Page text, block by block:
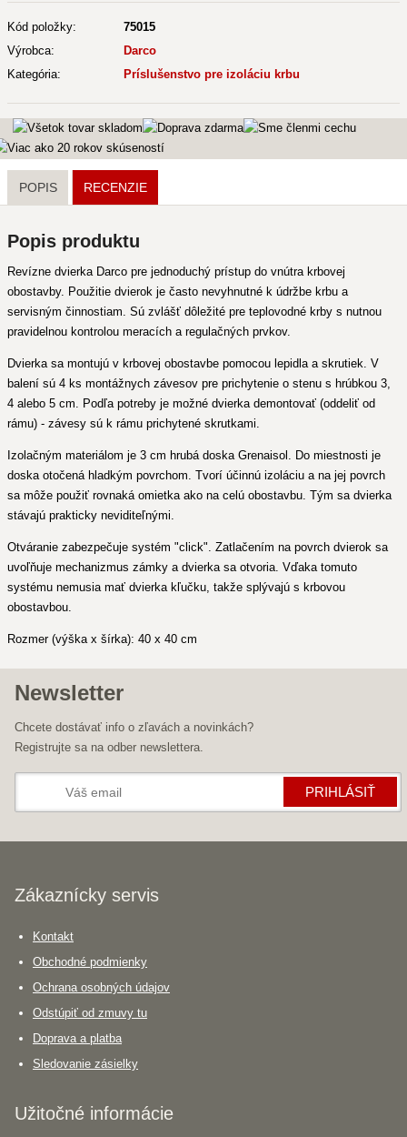
Kód položky:
75015
Výrobca:
Darco
Kategória:
Príslušenstvo pre izoláciu krbu
POPIS RECENZIE
Popis produktu
Revízne dvierka Darco pre jednoduchý prístup do vnútra krbovej
obostavby. Použitie dvierok je často nevyhnutné k údržbe krbu a
servisným činnostiam. Sú zvlášť dôležité pre teplovodné krby s nutnou
pravidelnou kontrolou meracích a regulačných prvkov.
Dvierka sa montujú v krbovej obostavbe pomocou lepidla a skrutiek. V
balení sú 4 ks montážnych závesov pre prichytenie o stenu s hrúbkou 3,
4 alebo 5 cm. Podľa potreby je možné dvierka demontovať (oddeliť od
rámu) - závesy sú k rámu prichytené skrutkami.
Izolačným materiálom je 3 cm hrubá doska Grenaisol. Do miestnosti je
doska otočená hladkým povrchom. Tvorí účinnú izoláciu a na jej povrch
sa môže použiť rovnaká omietka ako na celú obostavbu. Tým sa dvierka
stávajú prakticky neviditeľnými.
Otváranie zabezpečuje systém "click". Zatlačením na povrch dvierok sa
uvoľňuje mechanizmus zámky a dvierka sa otvoria. Vďaka tomuto
systému nemusia mať dvierka kľučku, takže splývajú s krbovou
obostavbou.
Rozmer (výška x šírka): 40 x 40 cm
Newsletter
Chcete dostávať info o zľavách a novinkách?
Registrujte sa na odber newslettera.
PRIHLÁSIŤ
Zákaznícky servis
Kontakt
Obchodné podmienky
Ochrana osobných údajov
Odstúpiť od zmuvy tu
Doprava a platba
Sledovanie zásielky
Užitočné informácie